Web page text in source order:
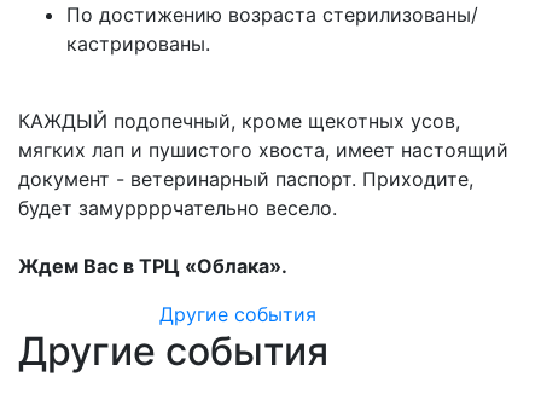
По достижению возраста стерилизованы/
кастрированы.
КАЖДЫЙ подопечный, кроме щекотных усов,
мягких лап и пушистого хвоста, имеет настоящий
документ - ветеринарный паспорт. Приходите,
будет замуррррчательно весело.
Ждем Вас в ТРЦ «Облака».
Другие события
Другие события